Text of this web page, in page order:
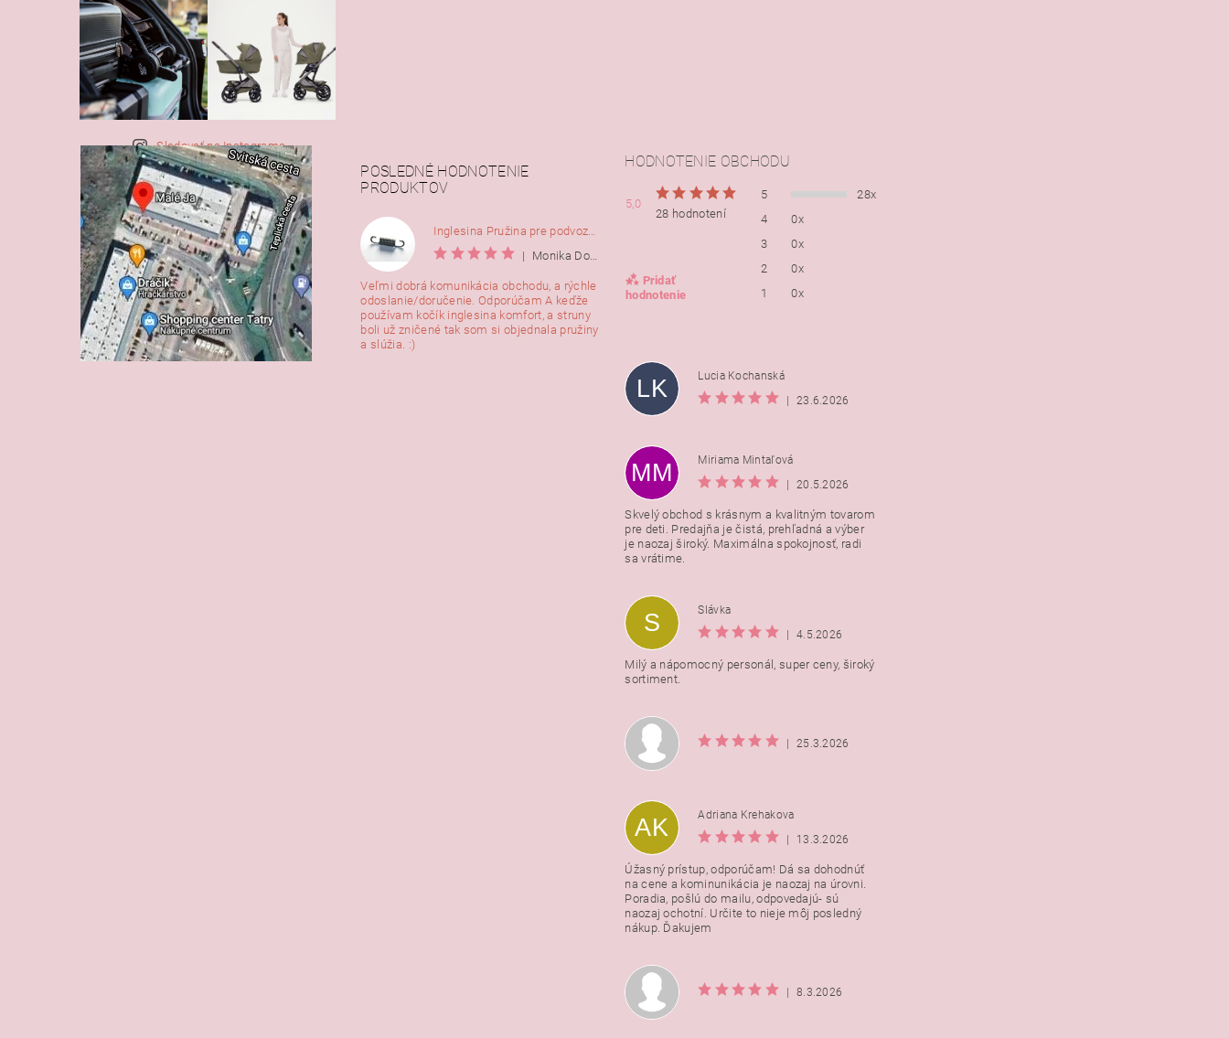
Sledovať na Instagrame
POSLEDNÉ HODNOTENIE
PRODUKTOV
Inglesina Pružina pre podvozok Comfort, 2ks
|
Monika Dorušáková
Veľmi dobrá komunikácia obchodu, a rýchle
odoslanie/doručenie. Odporúčam A keďže
používam kočík inglesina komfort, a struny
boli už zničené tak som si objednala pružiny
a slúžia. :)
HODNOTENIE OBCHODU
5,0
28 hodnotení
Pridať
hodnotenie
5
28x
4
0x
3
0x
2
0x
1
0x
Vložením hodnotenie súhlasíte s
podmienkami ochrany osobných
LK
Lucia Kochanská
23.6.2026
MM
Miriama Mintaľová
20.5.2026
Skvelý obchod s krásnym a kvalitným tovarom
pre deti. Predajňa je čistá, prehľadná a výber
je naozaj široký. Maximálna spokojnosť, radi
sa vrátime.
S
Slávka
4.5.2026
Milý a nápomocný personál, super ceny, široký
sortiment.
25.3.2026
AK
Adriana Krehakova
13.3.2026
Úžasný prístup, odporúčam! Dá sa dohodnúť
na cene a kominunikácia je naozaj na úrovni.
Poradia, pošlú do mailu, odpovedajú- sú
naozaj ochotní. Určite to nieje môj posledný
nákup. Ďakujem
8.3.2026